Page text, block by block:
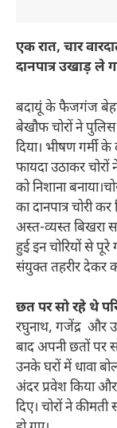
एक रात, चार
दानपात्र उखाड़ ले
बदायूं के फैजगंज बेहटा
बेखौफ चोरों ने
दिया। भीषण गर्मी
फायदा उठाकर
को निशाना
का दानपात्र चोरी
अस्त-व्यस्त बिखरा
हुई इन चोरियों से
संयुक्त तहरीर देकर
छत पर सो रहे थे
रघुनाथ, गजेंद्र और
बाद अपनी छतों पर
उनके घरों में धावा
अंदर प्रवेश किया
दिए। चोरों ने